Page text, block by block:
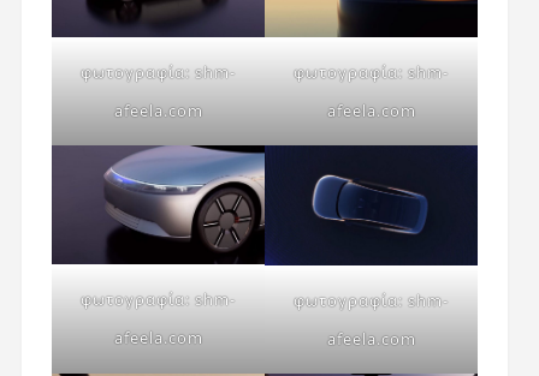
φωτογραφία: shm-
afeela.com
φωτογραφία: shm-
afeela.com
φωτογραφία: shm-
afeela.com
φωτογραφία: shm-
afeela.com